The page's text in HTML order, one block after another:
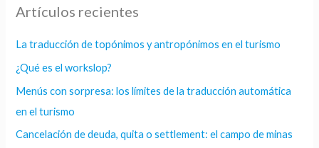
Artículos recientes
La traducción de topónimos y antropónimos en el turismo
¿Qué es el workslop?
Menús con sorpresa: los límites de la traducción automática
en el turismo
Cancelación de deuda, quita o settlement: el campo de minas